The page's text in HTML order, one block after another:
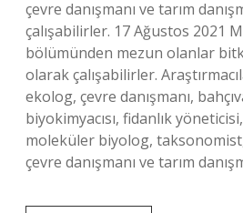
çevre danışmanı ve tarım
çalışabilirler. 17 Ağustos 2021
bölümünden mezun olanlar bitki
olarak çalışabilirler.
ekolog, çevre danışmanı,
biyokimyacısı, fidanlık
moleküler biyolog,
çevre danışmanı ve tarım